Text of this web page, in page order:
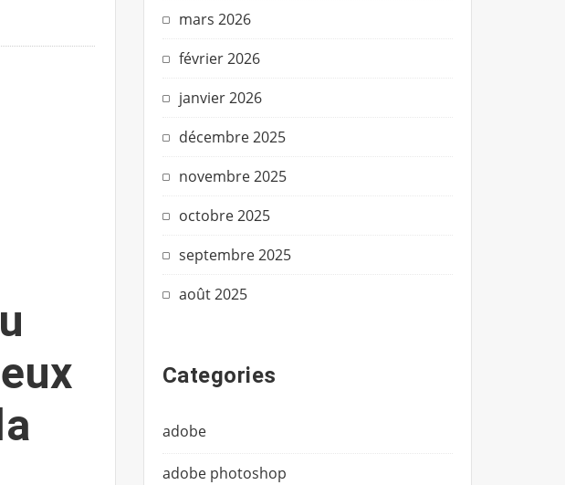
mars 2026
février 2026
janvier 2026
décembre 2025
novembre 2025
octobre 2025
septembre 2025
août 2025
Categories
adobe
adobe photoshop